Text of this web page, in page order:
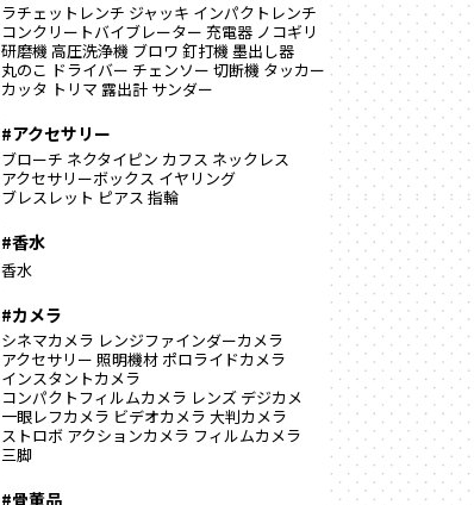
ラチェットレンチ ジャッキ インパクトレンチ
コンクリートバイブレーター 充電器 ノコギリ
研磨機 高圧洗浄機 ブロワ 釘打機墨出し器
丸のこ ドライバー チェンソー 切断機 タッカー
カッタ トリマ 露出計 サンダー
#アクセサリー
ブローチ ネクタイピン カフス ネックレス
アクセサリーボックス イヤリング
ブレスレット ピアス 指輪
#香水
香水
#カメラ
シネマカメラ レンジファインダーカメラ
アクセサリー 照明機材 ポロライドカメラ
インスタントカメラ
コンパクトフィルムカメラ レンズ デジカメ
一眼レフカメラ ビデオカメラ 大判カメラ
ストロボ アクションカメラ フィルムカメラ
三脚
#骨董品